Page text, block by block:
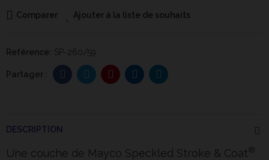
Comparer Ajouter à la liste de souhaits
Reférence: SP-260/59
DESCRIPTION
Une couche de Mayco Speckled Stroke & Coat®